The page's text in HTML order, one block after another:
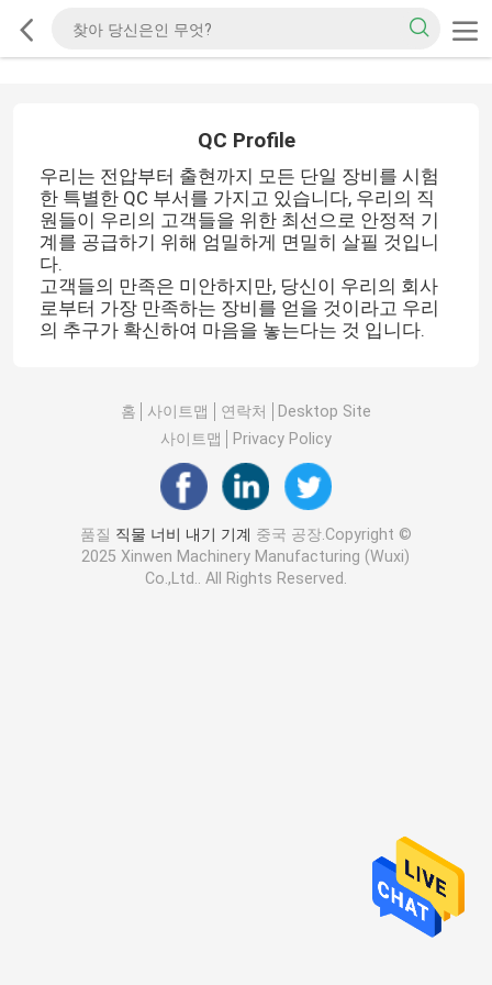
QC Profile
우리는 전압부터 출현까지 모든 단일 장비를 시험
한 특별한 QC 부서를 가지고 있습니다, 우리의 직
원들이 우리의 고객들을 위한 최선으로 안정적 기
계를 공급하기 위해 엄밀하게 면밀히 살필 것입니
다.
고객들의 만족은 미안하지만, 당신이 우리의 회사
로부터 가장 만족하는 장비를 얻을 것이라고 우리
의 추구가 확신하여 마음을 놓는다는 것 입니다.
홈 사이트맵 연락처
Desktop Site
사이트맵
Privacy Policy
품질 직물 너비 내기 기계 중국 공장.Copyright ©
2025 Xinwen Machinery Manufacturing (Wuxi)
Co.,Ltd.. All Rights Reserved.